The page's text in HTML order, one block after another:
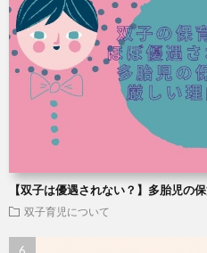
【双子は優遇されない？】多胎児の
双子育児について